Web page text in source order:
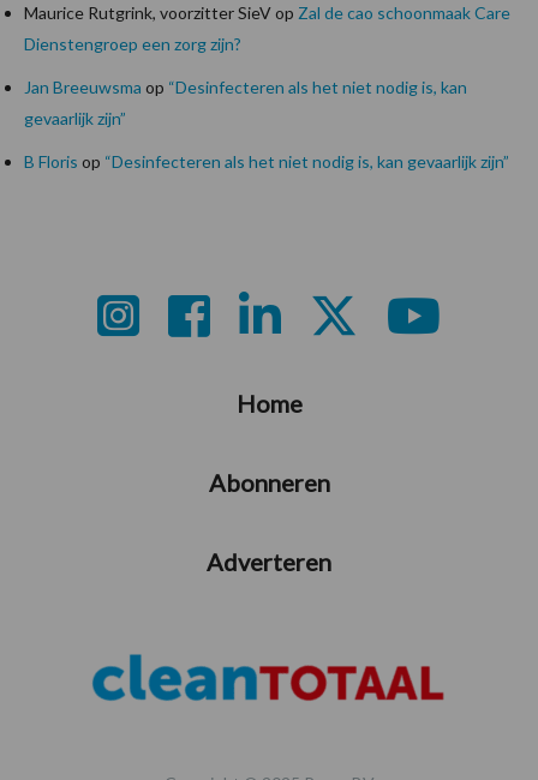
Maurice Rutgrink, voorzitter SieVop Zal de cao schoonmaak Care
Dienstengroep een zorg zijn?
Jan Breeuwsma op “Desinfecteren als het niet nodig is, kan
gevaarlijk zijn”
B Floris op “Desinfecteren als het niet nodig is, kan gevaarlijk zijn”
Home
Abonneren
Adverteren